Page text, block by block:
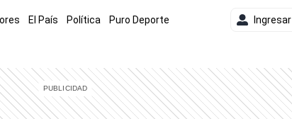
El País Política Puro Deporte Ingresar